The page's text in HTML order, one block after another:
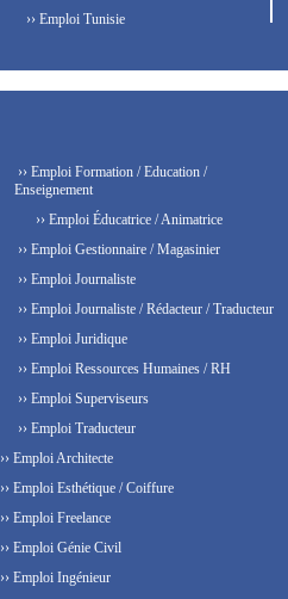
›› Emploi Tunisie
›› Emploi Formation / Education /
Enseignement
›› Emploi Éducatrice / Animatrice
›› Emploi Gestionnaire / Magasinier
›› Emploi Journaliste
›› Emploi Journaliste / Rédacteur / Traducteur
›› Emploi Juridique
›› Emploi Ressources Humaines / RH
›› Emploi Superviseurs
›› Emploi Traducteur
›› Emploi Architecte
›› Emploi Esthétique / Coiffure
›› Emploi Freelance
›› Emploi Génie Civil
›› Emploi Ingénieur